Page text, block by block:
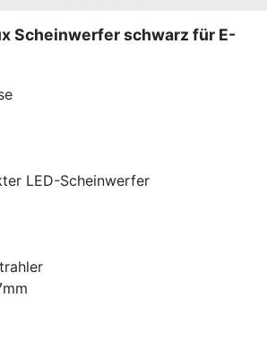
Scheinwerfer schwarz für E-
LED-Scheinwerfer